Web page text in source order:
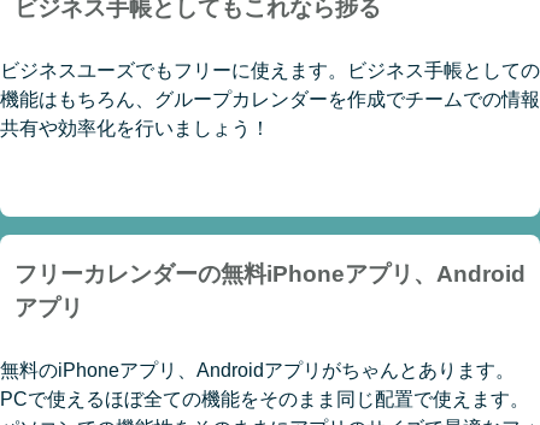
ビジネス手帳としてもこれなら捗る
ビジネスユーズでもフリーに使えます。ビジネス手帳としての
機能はもちろん、グループカレンダーを作成でチームでの情報
共有や効率化を行いましょう！
フリーカレンダーの無料iPhoneアプリ、Android
アプリ
無料のiPhoneアプリ、Androidアプリがちゃんとあります。
PCで使えるほぼ全ての機能をそのまま同じ配置で使えます。